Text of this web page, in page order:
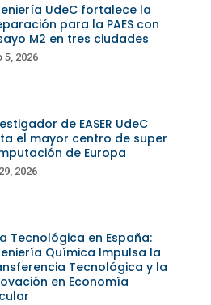
UdeC fortalece la
para la PAES con
M2 en tres ciudades
5, 2026
de EASER UdeC
el mayor centro de super
de Europa
2026
Tecnológica en España:
Química Impulsa la
Tecnológica y la
en Economía